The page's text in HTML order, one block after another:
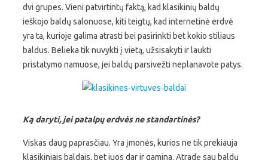
dvi grupes. Vieni patvirtintų faktą, kad klasikinių baldų
ieškojo baldų salonuose, kiti teigtų, kad internetinė erdvė
yra ta, kurioje galima atrasti bei pasirinkti bet kokio stiliaus
baldus. Belieka tik nuvykti į vietą, užsisakyti ir laukti
pristatymo namuose, jei baldų parsivežti neplanavote patys.
Ką daryti, jei patalpų erdvės ne standartinės?
Viskas daug paprasčiau. Yra įmonės, kurios ne tik prekiauja
klasikiniais baldais, bet juos dar ir gamina. Atradę sau baldų